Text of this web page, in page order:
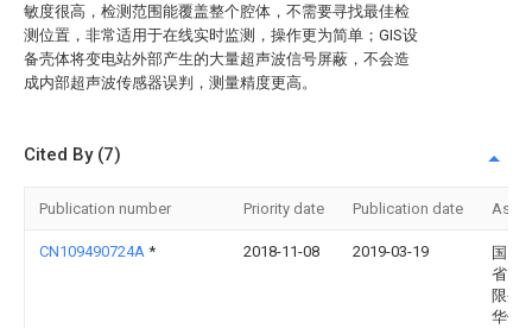
敏度很高，检测范围能覆盖整个腔体，不需要寻找最佳检
测位置，非常适用于在线实时监测，操作更为简单；GIS设
备壳体将变电站外部产生的大量超声波信号屏蔽，不会造
成内部超声波传感器误判，测量精度更高。
Cited By (7)
Publication number Priority date Publication date
CN109490724A * 2018-11-08 2019-03-19
国网
省电
限公
华供